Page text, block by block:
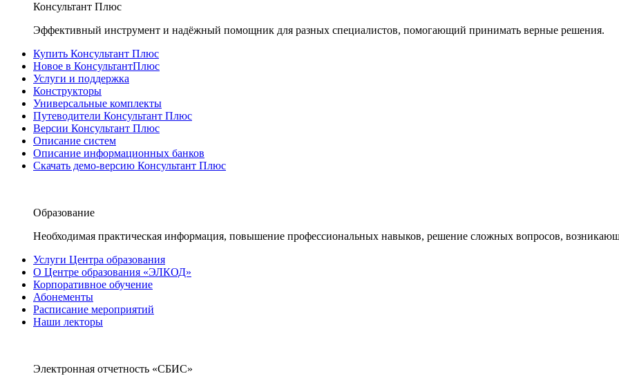
Консультант Плюс
Эффективный инструмент и надёжный помощник для разных специалистов, помогающий принимать верные решения.
Купить Консультант Плюс
Новое в КонсультантПлюс
Услуги и поддержка
Конструкторы
Универсальные комплекты
Путеводители Консультант Плюс
Версии Консультант Плюс
Описание систем
Описание информационных банков
Скачать демо-версию Консультант Плюс
Образование
Необходимая практическая информация, повышение профессиональных навыков, решение сложных вопросов,
Услуги Центра образования
О Центре образования «ЭЛКОД»
Корпоративное обучение
Абонементы
Расписание мероприятий
Наши лекторы
Электронная отчетность «СБИС»